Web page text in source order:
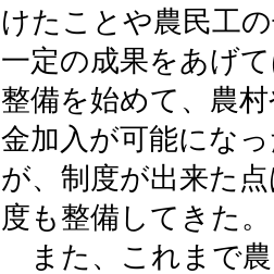
けたことや農民工
一定の成果をあげ
整備を始めて、農
金加入が可能にな
が、制度が出来た
度も整備してきた。
また、これまで農